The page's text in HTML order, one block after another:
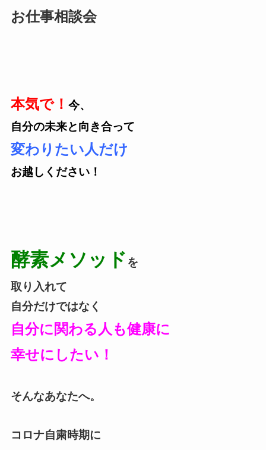
お仕事相談会
本気で！ 今、
自分の未来と向き合って
変わりたい人だけ
お越しください！
酵素メソッド を
取り入れて
自分だけではなく
自分に関わる人も健康に
幸せにしたい！
そんなあなたへ。
コロナ自粛時期に